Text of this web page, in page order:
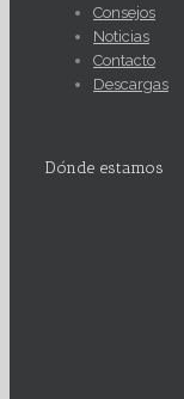
Consejos
Noticias
Contacto
Descargas
Dónde estamos